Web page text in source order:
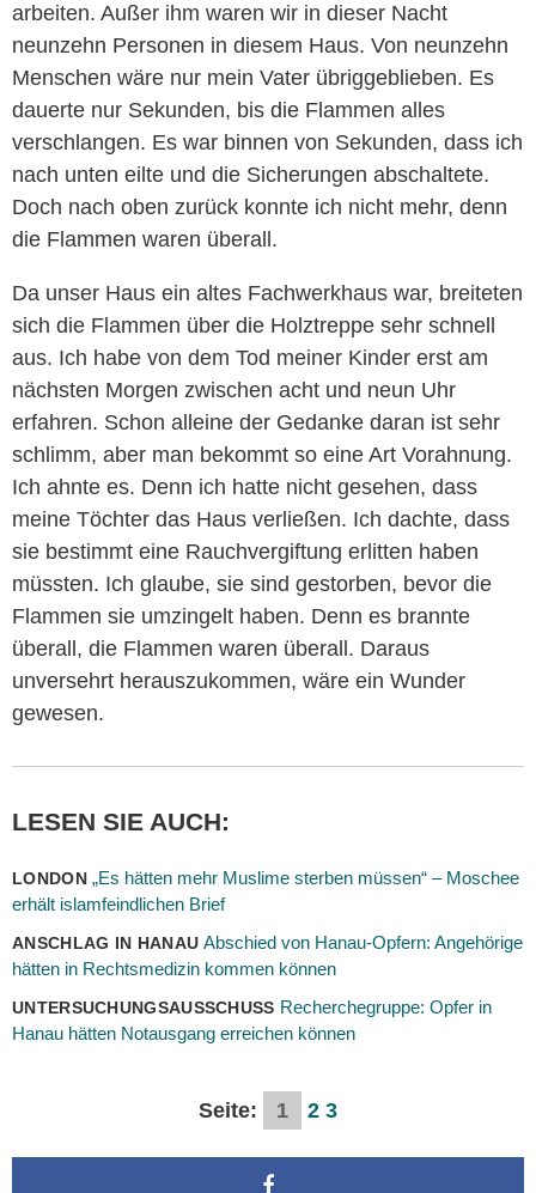
arbeiten. Außer ihm waren wir in dieser Nacht
neunzehn Personen in diesem Haus. Von neunzehn
Menschen wäre nur mein Vater übriggeblieben. Es
dauerte nur Sekunden, bis die Flammen alles
verschlangen. Es war binnen von Sekunden, dass ich
nach unten eilte und die Sicherungen abschaltete.
Doch nach oben zurück konnte ich nicht mehr, denn
die Flammen waren überall.
Da unser Haus ein altes Fachwerkhaus war, breiteten
sich die Flammen über die Holztreppe sehr schnell
aus. Ich habe von dem Tod meiner Kinder erst am
nächsten Morgen zwischen acht und neun Uhr
erfahren. Schon alleine der Gedanke daran ist sehr
schlimm, aber man bekommt so eine Art Vorahnung.
Ich ahnte es. Denn ich hatte nicht gesehen, dass
meine Töchter das Haus verließen. Ich dachte, dass
sie bestimmt eine Rauchvergiftung erlitten haben
müssten. Ich glaube, sie sind gestorben, bevor die
Flammen sie umzingelt haben. Denn es brannte
überall, die Flammen waren überall. Daraus
unversehrt herauszukommen, wäre ein Wunder
gewesen.
LESEN SIE AUCH:
LONDON„Es hätten mehr Muslime sterben müssen“ – Moschee
erhält islamfeindlichen Brief
ANSCHLAG IN HANAUAbschied von Hanau-Opfern: Angehörige
hätten in Rechtsmedizin kommen können
UNTERSUCHUNGSAUSSCHUSS Recherchegruppe: Opfer in
Hanau hätten Notausgang erreichen können
Seite: 1 2 3